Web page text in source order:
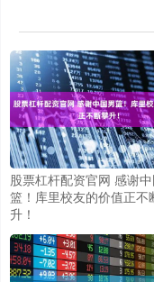
股票杠杆配资官网 感谢
篮！库里校友的价值正不
升！